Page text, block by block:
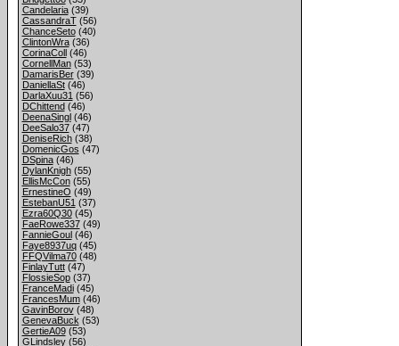
Candelaria(39)
CassandraT(56)
ChanceSeto(40)
ClintonWra(36)
CorinaColl(46)
CornellMan(53)
DamarisBer(39)
DaniellaSt(46)
DarlaXuu31 (56)
DChittend(46)
DeenaSingl(46)
DeeSalo37(47)
DeniseRich(38)
DomenicGos (47)
DSpina(46)
DylanKnigh(55)
EllisMcCon(55)
ErnestineO (49)
EstebanU51 (37)
Ezra60Q30(45)
FaeRowe337(49)
FannieGoul(46)
Faye8937uq(45)
FFQVilma70(48)
FinlayTutt(47)
FlossieSop(37)
FranceMadi(45)
FrancesMum(46)
GavinBorov(48)
GenevaBuck (53)
GertieA09(53)
GLindsley(56)